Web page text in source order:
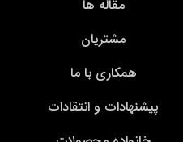
مقاله ها
مشتریان
همکاری با ما
پیشنهادات و انتقادات